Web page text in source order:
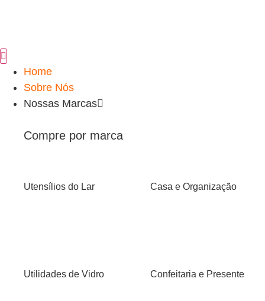
Home
Sobre Nós
Nossas Marcas
Compre por marca
Utensílios do Lar Casa e Organização
Utilidades de Vidro Confeitaria e Presente